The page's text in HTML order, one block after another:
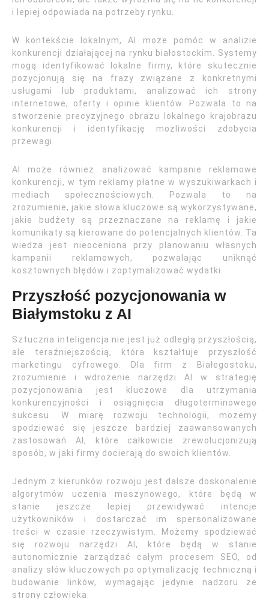
i lepiej odpowiada na potrzeby rynku.
W kontekście lokalnym, AI może pomóc w analizie
konkurencji działającej na rynku białostockim. Systemy
mogą identyfikować lokalne firmy, które skutecznie
pozycjonują się na frazy związane z konkretnymi
usługami lub produktami, analizować ich strony
internetowe, oferty i opinie klientów. Pozwala to na
stworzenie precyzyjnego obrazu lokalnego krajobrazu
konkurencji i identyfikację możliwości zdobycia
przewagi.
AI może również analizować kampanie reklamowe
konkurencji, w tym reklamy płatne w wyszukiwarkach i
mediach społecznościowych. Pozwala to na
zrozumienie, jakie słowa kluczowe są wykorzystywane,
jakie budżety są przeznaczane na reklamę i jakie
komunikaty są kierowane do potencjalnych klientów. Ta
wiedza jest nieoceniona przy planowaniu własnych
kampanii reklamowych, pozwalając uniknąć
kosztownych błędów i zoptymalizować wydatki.
Przyszłość pozycjonowania w
Białymstoku z AI
Sztuczna inteligencja nie jest już odległą przyszłością,
ale teraźniejszością, która kształtuje przyszłość
marketingu cyfrowego. Dla firm z Białegostoku,
zrozumienie i wdrożenie narzędzi AI w strategię
pozycjonowania jest kluczowe dla utrzymania
konkurencyjności i osiągnięcia długoterminowego
sukcesu. W miarę rozwoju technologii, możemy
spodziewać się jeszcze bardziej zaawansowanych
zastosowań AI, które całkowicie zrewolucjonizują
sposób, w jaki firmy docierają do swoich klientów.
Jednym z kierunków rozwoju jest dalsze doskonalenie
algorytmów uczenia maszynowego, które będą w
stanie jeszcze lepiej przewidywać intencje
użytkowników i dostarczać im spersonalizowane
treści w czasie rzeczywistym. Możemy spodziewać
się rozwoju narzędzi AI, które będą w stanie
autonomicznie zarządzać całym procesem SEO, od
analizy słów kluczowych po optymalizację techniczną i
budowanie linków, wymagając jedynie nadzoru ze
strony człowieka.